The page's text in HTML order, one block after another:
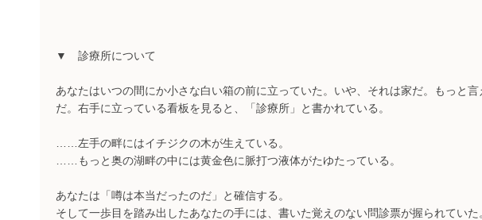
▼ 診療所について
あなたはいつの間にか小さな白い箱の前に立っていた。いや、それは家だ。もっと言
だ。右手に立っている看板を見ると、「診療所」と書かれている。
……左手の畔にはイチジクの木が生えている。
……もっと奥の湖畔の中には黄金色に脈打つ液体がたゆたっている。
あなたは「噂は本当だったのだ」と確信する。
そして一歩目を踏み出したあなたの手には、書いた覚えのない問診票が握られていた